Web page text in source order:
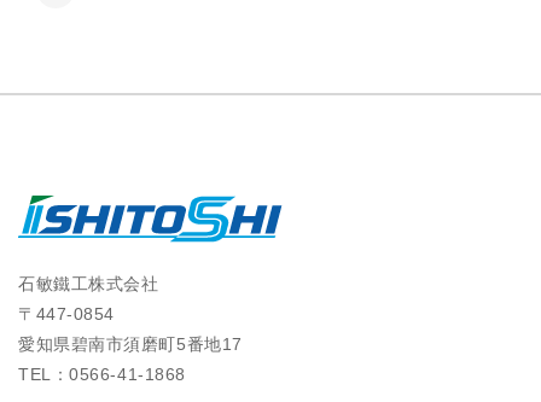
石敏鐵工株式会社
〒447-0854
愛知県碧南市須磨町5番地17
TEL：0566‐41‐1868